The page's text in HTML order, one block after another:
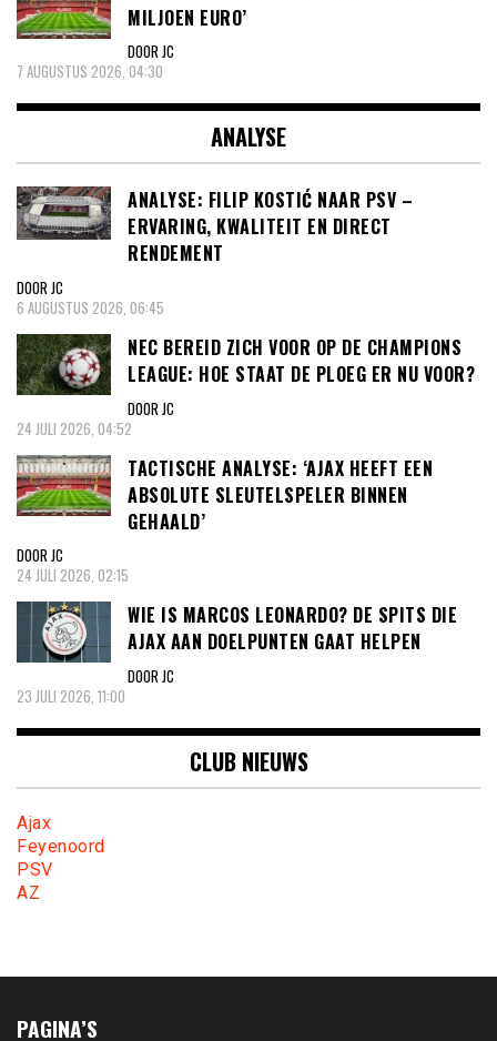
MILJOEN EURO’
DOOR JC
7 AUGUSTUS 2026, 04:30
ANALYSE
ANALYSE: FILIP KOSTIĆ NAAR PSV –
ERVARING, KWALITEIT EN DIRECT
RENDEMENT
DOOR JC
6 AUGUSTUS 2026, 06:45
NEC BEREID ZICH VOOR OP DE CHAMPIONS
LEAGUE: HOE STAAT DE PLOEG ER NU VOOR?
DOOR JC
24 JULI 2026, 04:52
TACTISCHE ANALYSE: ‘AJAX HEEFT EEN
ABSOLUTE SLEUTELSPELER BINNEN
GEHAALD’
DOOR JC
24 JULI 2026, 02:15
WIE IS MARCOS LEONARDO? DE SPITS DIE
AJAX AAN DOELPUNTEN GAAT HELPEN
DOOR JC
23 JULI 2026, 11:00
CLUB NIEUWS
Ajax
Feyenoord
PSV
AZ
PAGINA’S